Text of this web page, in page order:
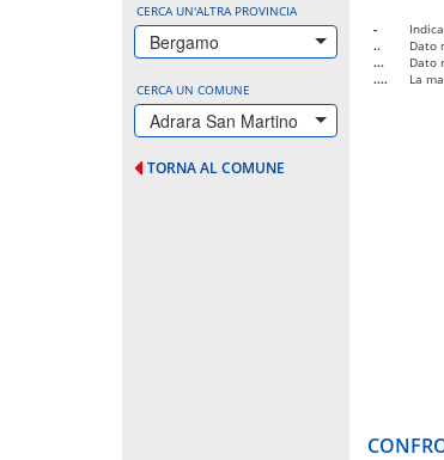
CERCA UN'ALTRA PROVINCIA
Bergamo
CERCA UN COMUNE
Adrara San Martino
TORNA AL COMUNE
-
..
Dato
...
Dato
....
La